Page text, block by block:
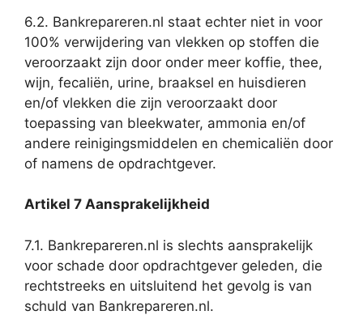
6.2. Bankrepareren.nl staat echter niet in voor
100% verwijdering van vlekken op stoffen die
veroorzaakt zijn door onder meer koffie, thee,
wijn, fecaliën, urine, braaksel en huisdieren
en/of vlekken die zijn veroorzaakt door
toepassing van bleekwater, ammonia en/of
andere reinigingsmiddelen en chemicaliën door
of namens de opdrachtgever.
Artikel 7 Aansprakelijkheid
7.1. Bankrepareren.nl is slechts aansprakelijk
voor schade door opdrachtgever geleden, die
rechtstreeks en uitsluitend het gevolg is van
schuld van Bankrepareren.nl.